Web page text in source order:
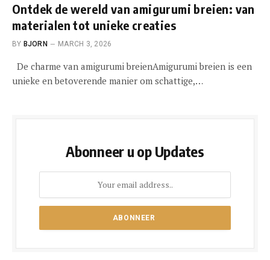
Ontdek de wereld van amigurumi breien: van
materialen tot unieke creaties
BY BJORN MARCH 3, 2026
De charme van amigurumi breienAmigurumi breien is een
unieke en betoverende manier om schattige,…
Abonneer u op Updates